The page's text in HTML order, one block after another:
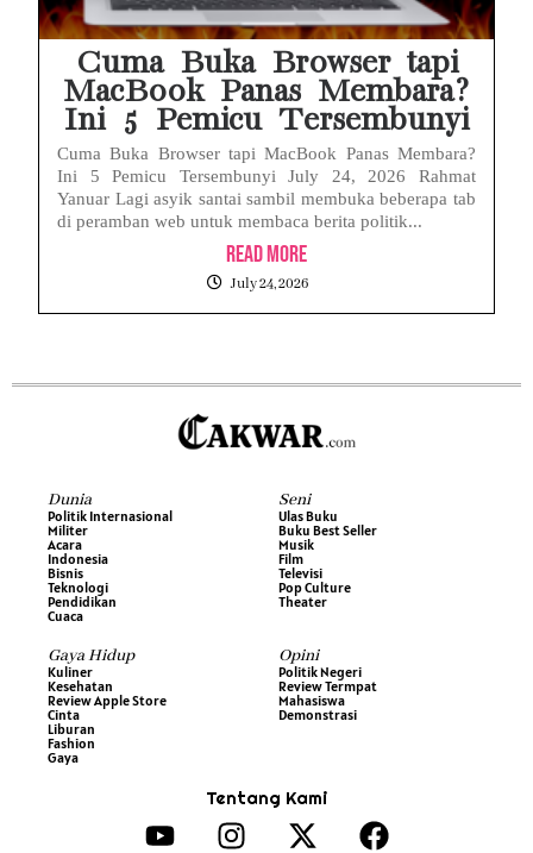
Cuma Buka Browser tapi
MacBook Panas Membara?
Ini 5 Pemicu Tersembunyi
Cuma Buka Browser tapi MacBook Panas Membara?
Ini 5 Pemicu Tersembunyi July 24, 2026 Rahmat
Yanuar Lagi asyik santai sambil membuka beberapa tab
di peramban web untuk membaca berita politik...
Read More
July 24, 2026
Dunia
Politik Internasional
Militer
Acara
Indonesia
Bisnis
Teknologi
Pendidikan
Cuaca
Seni
Ulas Buku
Buku Best Seller
Musik
Film
Televisi
Pop Culture
Theater
Gaya Hidup
Kuliner
Kesehatan
Review Apple Store
Cinta
Liburan
Fashion
Gaya
Opini
Politik Negeri
Review Termpat
Mahasiswa
Demonstrasi
Tentang Kami